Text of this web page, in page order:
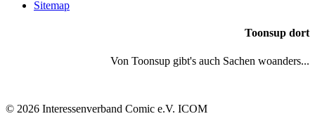
Sitemap
Toonsup dort
Von Toonsup gibt's auch Sachen woanders...
© 2026 Interessenverband Comic e.V. ICOM